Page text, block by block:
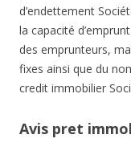
d’endettement
la capacité
des emprunteurs,
fixes ainsi que du
credit immobilier
Avis pret